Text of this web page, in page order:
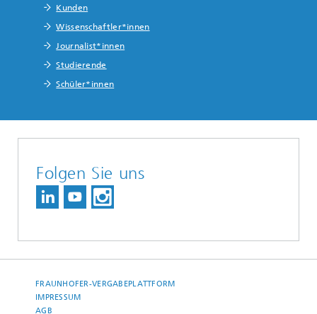
Kunden
Wissenschaftler*innen
Journalist*innen
Studierende
Schüler*innen
Folgen Sie uns
FRAUNHOFER-VERGABEPLATTFORM
IMPRESSUM
AGB